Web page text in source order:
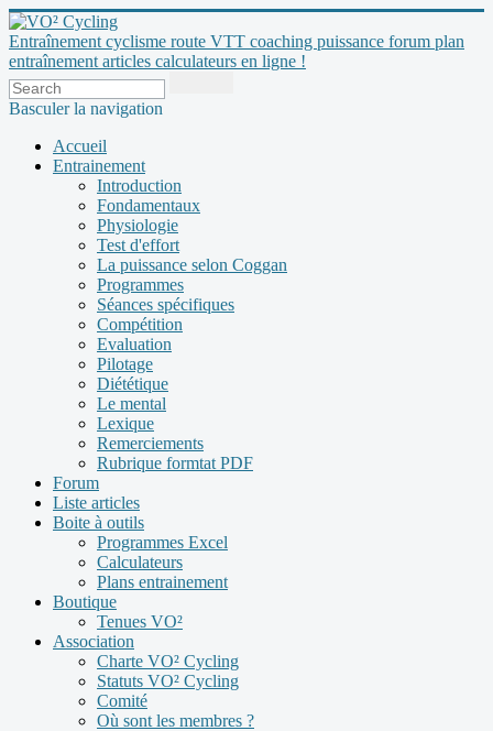
Entraînement cyclisme route VTT coaching puissance forum plan
entraînement articles calculateurs en ligne !
Basculer la navigation
Accueil
Entrainement
Introduction
Fondamentaux
Physiologie
Test d'effort
La puissance selon Coggan
Programmes
Séances spécifiques
Compétition
Evaluation
Pilotage
Diététique
Le mental
Lexique
Remerciements
Rubrique formtat PDF
Forum
Liste articles
Boite à outils
Programmes Excel
Calculateurs
Plans entrainement
Boutique
Tenues VO²
Association
Charte VO² Cycling
Statuts VO² Cycling
Comité
Où sont les membres ?